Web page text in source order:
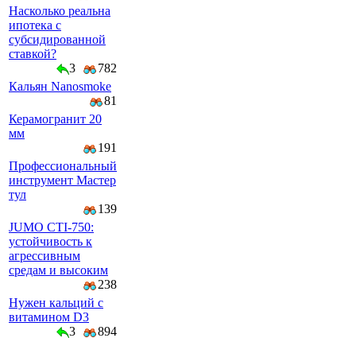
Насколько реальна
ипотека с
субсидированной
ставкой?
3
782
Кальян Nanosmoke
81
Керамогранит 20
мм
191
Профессиональный
инструмент Мастер
тул
139
JUMO CTI-750:
устойчивость к
агрессивным
средам и высоким
238
Нужен кальций с
витамином D3
3
894